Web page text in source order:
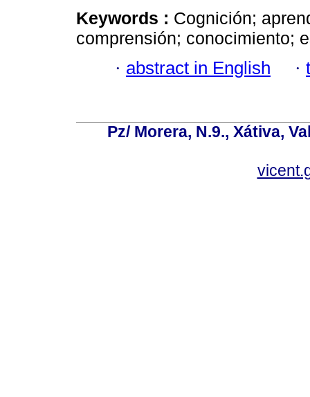
Keywords : Cognición;
comprensión; conocimiento;
· abstract in English ·
Pz/ Morera, N.9., Xátiva,